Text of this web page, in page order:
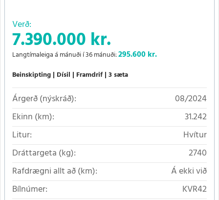
Verð:
7.390.000 kr.
Langtímaleiga á mánuði í 36 mánuði:295.600kr.
Beinskipting Dísil Framdrif 3 sæta
Árgerð (nýskráð):
08/2024
Ekinn (km):
31.242
Litur:
Hvítur
Dráttargeta (kg):
2740
Rafdrægni allt að (km):
Á ekki við
Bílnúmer:
KVR42